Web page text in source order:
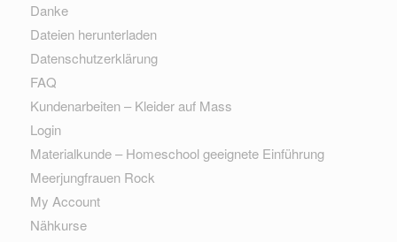
Danke
Dateien herunterladen
Datenschutzerklärung
FAQ
Kundenarbeiten – Kleider auf Mass
Login
Materialkunde – Homeschool geeignete Einführung
Meerjungfrauen Rock
My Account
Nähkurse